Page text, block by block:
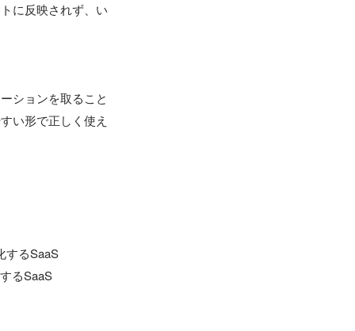
に反映されず、い
ションを取ること
い形で正しく使え
するSaaS
るSaaS